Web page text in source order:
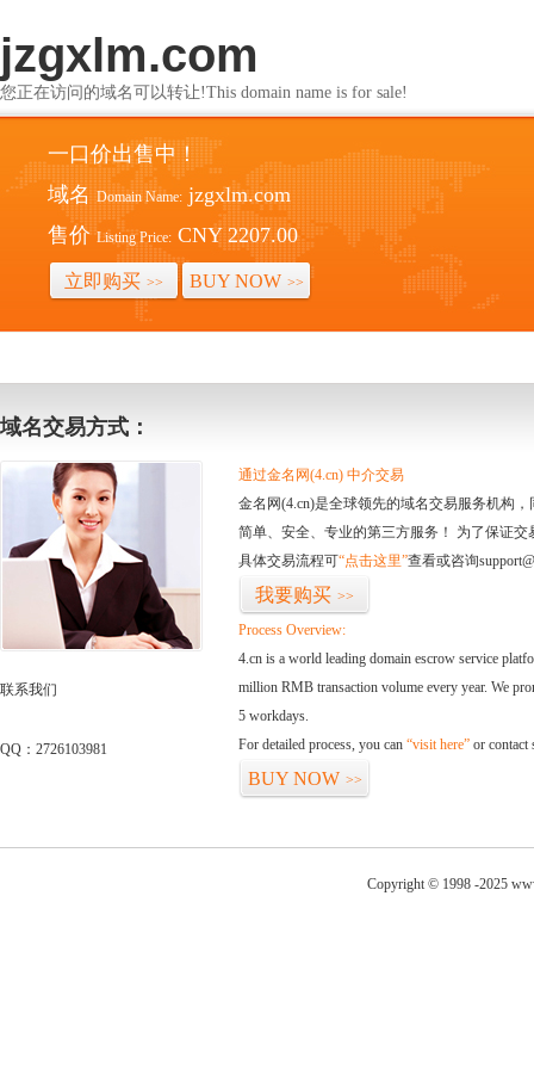
jzgxlm.com
您正在访问的域名可以转让!This domain name is for sale!
一口价出售中！
域名 Domain Name: jzgxlm.com
售价 Listing Price: CNY 2207.00
立即购买 >> BUY NOW >>
域名交易方式：
联系我们
QQ：2726103981
通过金名网(4.cn) 中介交易
金名网(4.cn)是全球领先的域名交易服务机构
简单、安全、专业的第三方服务！ 为了保证
具体交易流程可“点击这里”查看或咨询
我要购买 >>
Process Overview:
4.cn is a world leading domain escrow service
million RMB transaction volume every year. We
5 workdays.
For detailed process, you can “visit here” or contact
BUY NOW >>
Copyright © 1998 -2025